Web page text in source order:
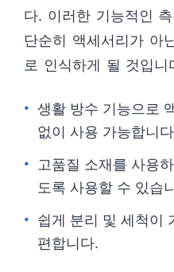
다. 이러한 기능적인
단순히 액세서리가 아
로 인식하게 될 것입니
생활 방수 기능으로
없이 사용 가능합니
고품질 소재를 사용
도록 사용할 수 있습
쉽게 분리 및 세척이
편합니다.